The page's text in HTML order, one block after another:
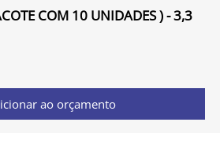
COM 10 UNIDADES ) - 3,3
ao orçamento